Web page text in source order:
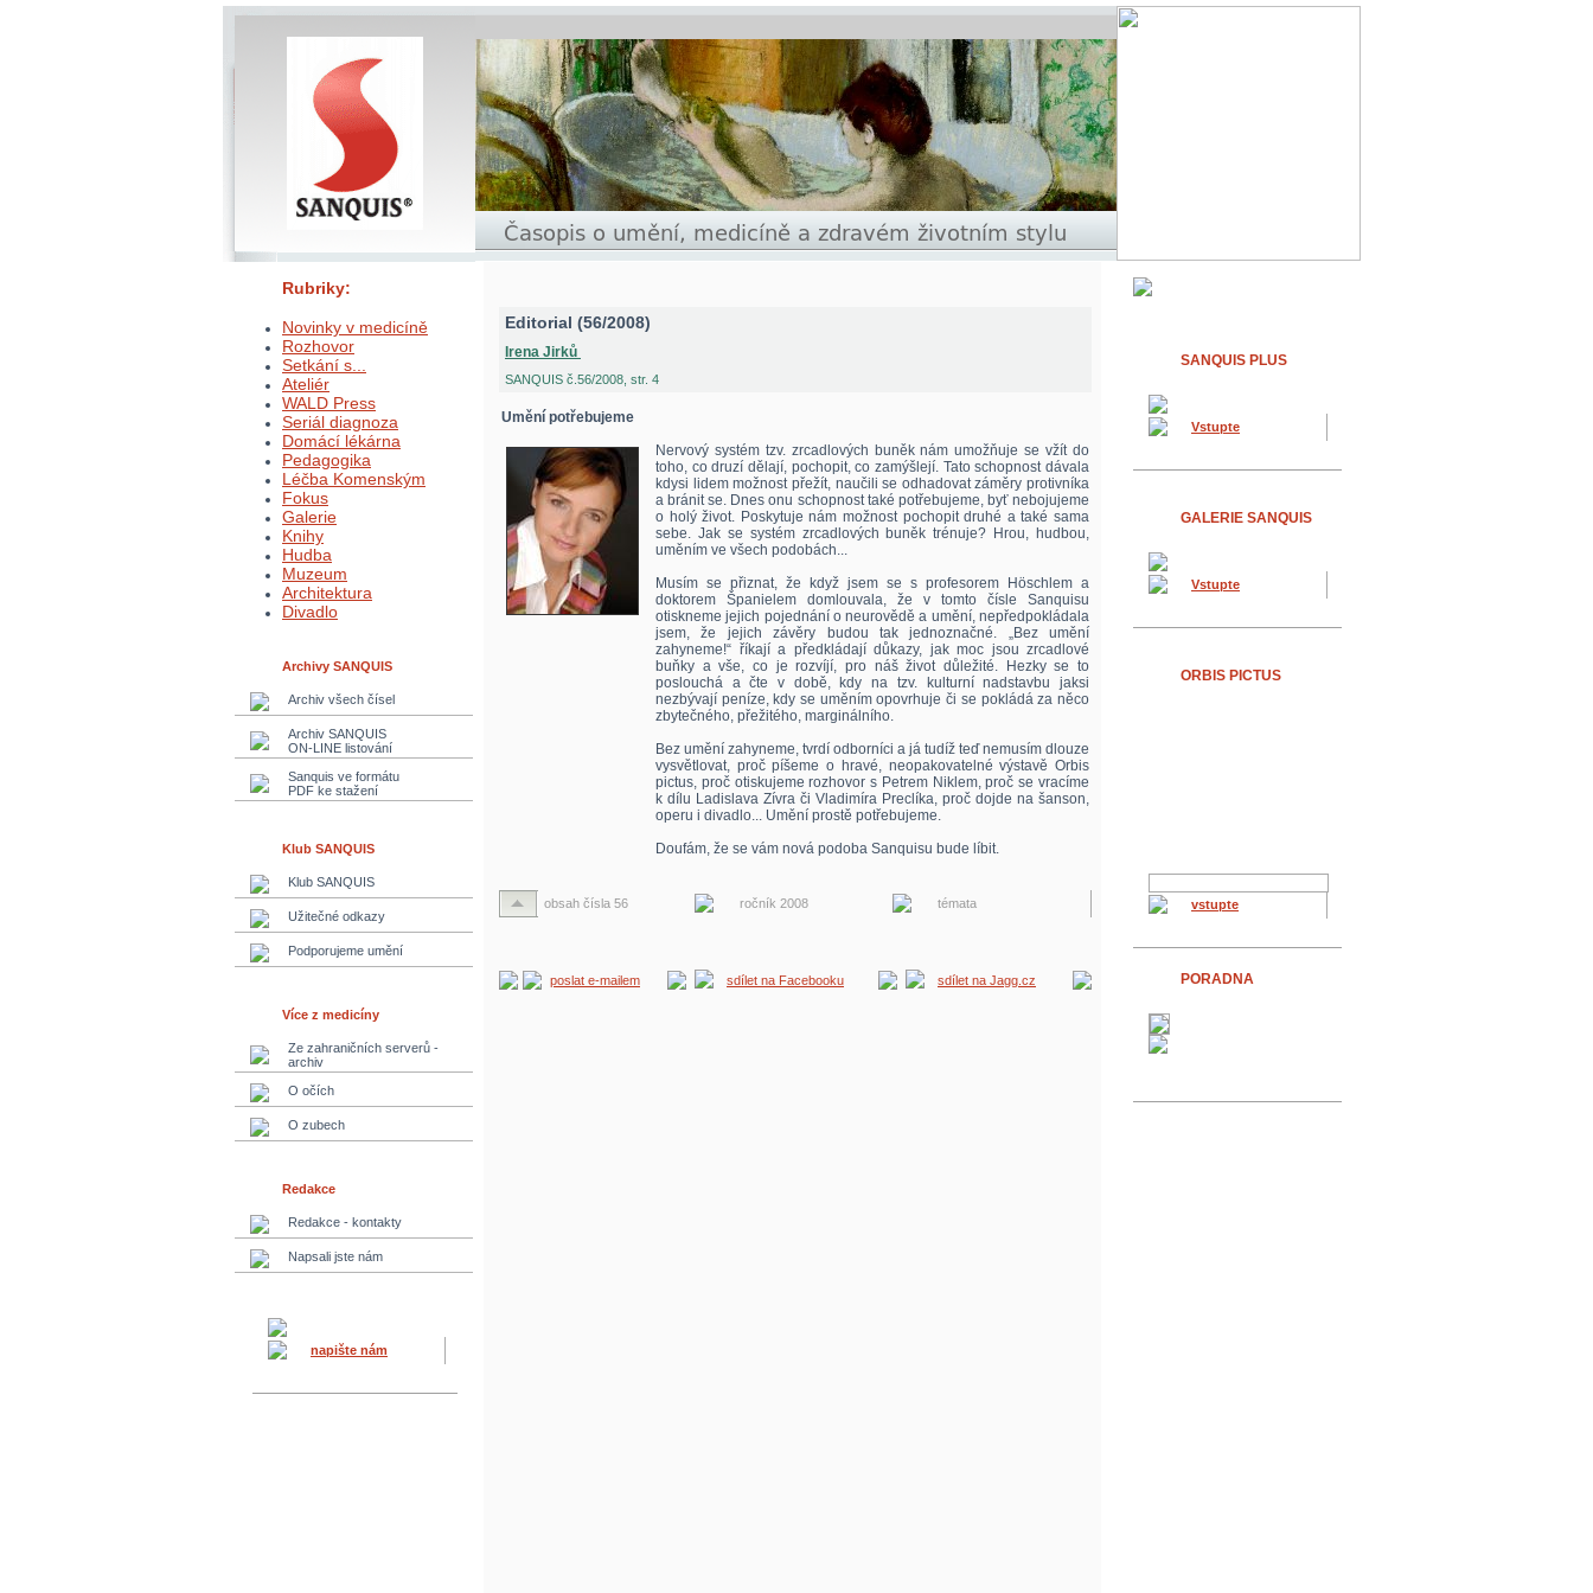
Rubriky:
Novinky v medicíně
Rozhovor
Setkání s...
Ateliér
WALD Press
Seriál diagnoza
Domácí lékárna
Pedagogika
Léčba Komenským
Fokus
Galerie
Knihy
Hudba
Muzeum
Architektura
Divadlo
Archivy SANQUIS
Archiv všech čísel
Archiv SANQUIS
ON-LINE listování
Sanquis ve formátu
PDF ke stažení
Klub SANQUIS
Klub SANQUIS
Užitečné odkazy
Podporujeme umění
Více z medicíny
Ze zahraničních serverů -
archiv
O očích
O zubech
Redakce
Redakce - kontakty
Napsali jste nám
napište nám
Editorial (56/2008)
Irena Jirků
SANQUIS č.56/2008, str. 4
Umění potřebujeme
Nervový systém tzv. zrcadlových buněk nám umožňuje se vžít do
toho, co druzí dělají, pochopit, co zamýšlejí. Tato schopnost dávala
kdysi lidem možnost přežít, naučili se odhadovat záměry protivníka
a bránit se. Dnes onu schopnost také potřebujeme, byť nebojujeme
o holý život. Poskytuje nám možnost pochopit druhé a také sama
sebe. Jak se systém zrcadlových buněk trénuje? Hrou, hudbou,
uměním ve všech podobách...
Musím se přiznat, že když jsem se s profesorem Höschlem a
doktorem Španielem domlouvala, že v tomto čísle Sanquisu
otiskneme jejich pojednání o neurovědě a umění, nepředpokládala
jsem, že jejich závěry budou tak jednoznačné. „Bez umění
zahyneme!“ říkají a předkládají důkazy, jak moc jsou zrcadlové
buňky a vše, co je rozvíjí, pro náš život důležité. Hezky se to
poslouchá a čte v době, kdy na tzv. kulturní nadstavbu jaksi
nezbývají peníze, kdy se uměním opovrhuje či se pokládá za něco
zbytečného, přežitého, marginálního.
Bez umění zahyneme, tvrdí odborníci a já tudíž teď nemusím dlouze
vysvětlovat, proč píšeme o hravé, neopakovatelné výstavě Orbis
pictus, proč otiskujeme rozhovor s Petrem Niklem, proč se vracíme
k dílu Ladislava Zívra či Vladimíra Preclíka, proč dojde na šanson,
operu i divadlo... Umění prostě potřebujeme.
Doufám, že se vám nová podoba Sanquisu bude líbit.
obsah čísla 56 ročník 2008 témata
poslat e-mailem sdílet na Facebooku sdílet na Jagg.cz
SANQUIS PLUS
Vstupte
GALERIE SANQUIS
Vstupte
ORBIS PICTUS
vstupte
PORADNA